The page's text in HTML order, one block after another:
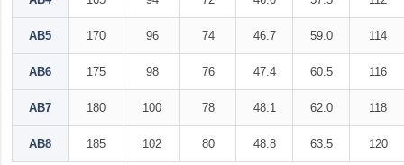
AB5 170 96 74 46.7 59.0 114
AB6 175 98 76 47.4 60.5 116
AB7 180 100 78 48.1 62.0 118
AB8 185 102 80 48.8 63.5 120